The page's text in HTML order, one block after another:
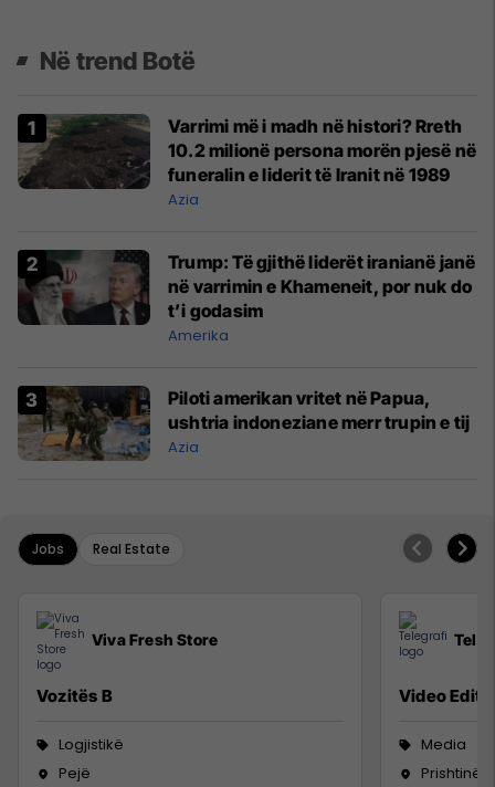
Në trend Botë
Varrimi më i madh në histori? Rreth
10.2 milionë persona morën pjesë në
funeralin e liderit të Iranit në 1989
Azia
Trump: Të gjithë liderët iranianë janë
në varrimin e Khameneit, por nuk do
t’i godasim
Amerika
Piloti amerikan vritet në Papua,
ushtria indoneziane merr trupin e tij
Azia
Jobs Real Estate
Viva Fresh Store
Vozitës B
Logjistikë
Pejë
Video
Media
Prishtinë